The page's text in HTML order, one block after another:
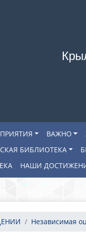
ВАЖНО
БИБЛИОТЕКА
НАШИ
Независимая